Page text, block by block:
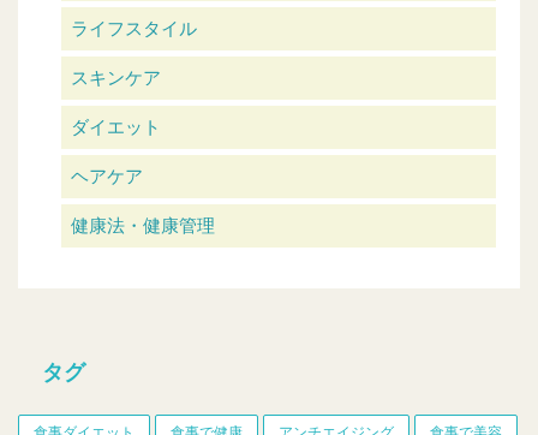
ライフスタイル
スキンケア
ダイエット
ヘアケア
健康法・健康管理
タグ